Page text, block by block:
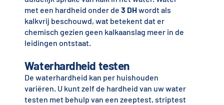
met een hardheid onder de 3 DHwordt als
kalkvrij beschouwd, wat betekent dat er
chemisch gezien geen kalkaanslag meer in de
leidingen ontstaat.
Waterhardheid testen
De waterhardheid kan per huishouden
variëren. U kunt zelf de hardheid van uw water
testen met behulp van een zeeptest, striptest